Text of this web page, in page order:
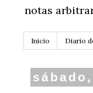
notas
Inicio Diario